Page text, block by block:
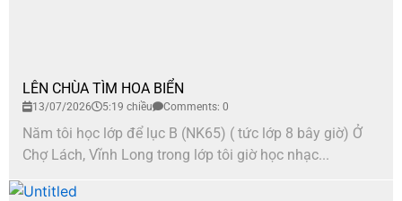
LÊN CHÙA TÌM HOA BIỂN
13/07/2026 5:19 chiều Comments: 0
Năm tôi học lớp để lục B (NK65) ( tức lớp 8 bây giờ) Ở
Chợ Lách, Vĩnh Long trong lớp tôi giờ học nhạc...